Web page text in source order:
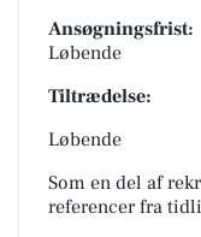
Ansøgningsfrist:
Løbende
Tiltrædelse:
Løbende
Som en del af
referencer fra